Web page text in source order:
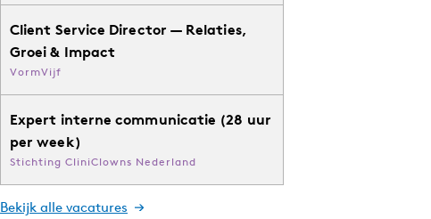
Client Service Director — Relaties,
Groei & Impact
VormVijf
Expert interne communicatie (28 uur
per week)
Stichting CliniClowns Nederland
Bekijk alle vacatures